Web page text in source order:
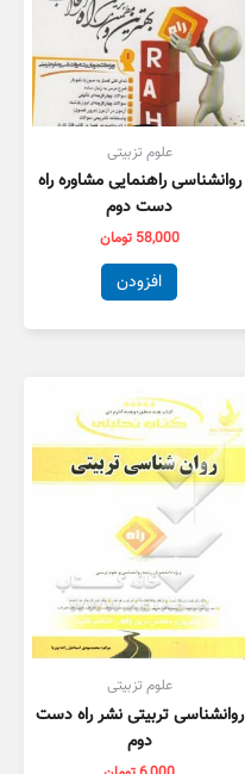
علوم تزبیتی
روانشناسی راهنمایی مشاوره راه
دست دوم
58,000 تومان
افزودن
علوم تزبیتی
روانشناسی تربیتی نشر راه دست
دوم